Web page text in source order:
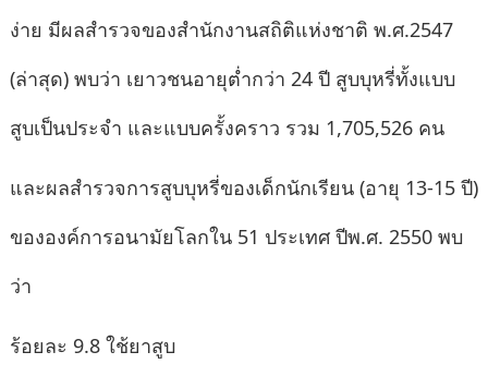
ง่าย มีผลสำรวจของสำนักงานสถิติแห่งชาติ พ.ศ.2547
(ล่าสุด) พบว่า เยาวชนอายุต่ำกว่า 24 ปี สูบบุหรี่ทั้งแบบ
สูบเป็นประจำ และแบบครั้งคราว รวม 1,705,526 คน
และผลสำรวจการสูบบุหรี่ของเด็กนักเรียน (อายุ 13-15 ปี)
ขององค์การอนามัยโลกใน 51 ประเทศ ปีพ.ศ. 2550 พบ
ว่า
ร้อยละ 9.8 ใช้ยาสูบ